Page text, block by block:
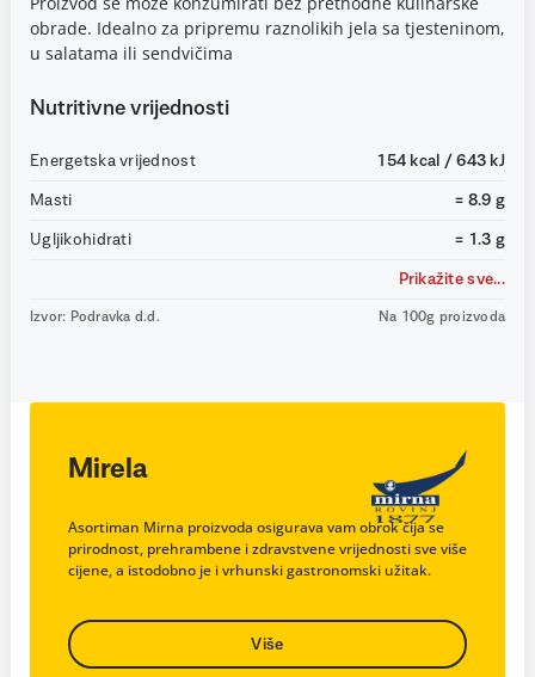
obrade. Idealno za pripremu raznolikih jela sa tjesteninom,
u salatama ili sendvičima
Nutritivne vrijednosti
Energetska vrijednost 154 kcal / 643 kJ
Masti = 8.9 g
Ugljikohidrati = 1.3 g
Prikažite sve...
Izvor: Podravka d.d. Na 100g proizvoda
Mirela
Asortiman Mirna proizvoda osigurava vam obrok čija se
prirodnost, prehrambene i zdravstvene vrijednosti sve više
cijene, a istodobno je i vrhunski gastronomski užitak.
Više